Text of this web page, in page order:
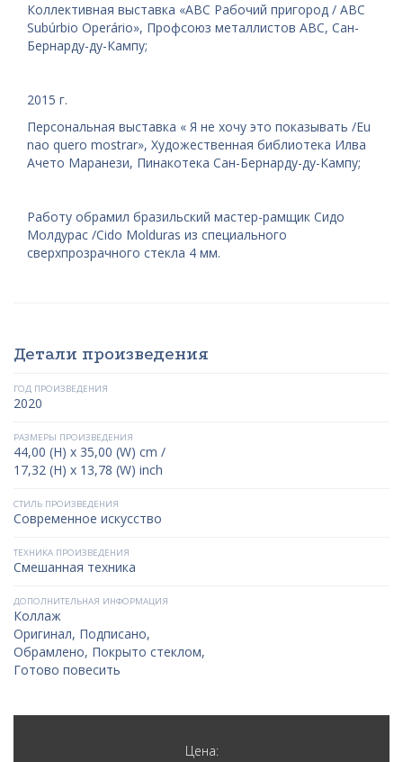
Коллективная выставка «ABC Рабочий пригород / ABC
Subúrbio Operário», Профсоюз металлистов ABC, Сан-
Бернарду-ду-Кампу;
2015 г.
Персональная выставка « Я не хочу это показывать /Eu
nao quero mostrar», Художественная библиотека Илва
Ачето Маранези, Пинакотека Сан-Бернарду-ду-Кампу;
Работу обрамил бразильский мастер-рамщик Сидо
Молдурас /Cido Molduras из специального
сверхпрозрачного стекла 4 мм.
Детали произведения
ГОД ПРОИЗВЕДЕНИЯ
2020
РАЗМЕРЫ ПРОИЗВЕДЕНИЯ
44,00 (H) x 35,00 (W) cm /
17,32 (H) x 13,78 (W) inch
СТИЛЬ ПРОИЗВЕДЕНИЯ
Современное искусство
ТЕХНИКА ПРОИЗВЕДЕНИЯ
Смешанная техника
ДОПОЛНИТЕЛЬНАЯ ИНФОРМАЦИЯ
Коллаж
Оригинал, Подписано,
Обрамлено, Покрыто стеклом,
Готово повесить
Цена: